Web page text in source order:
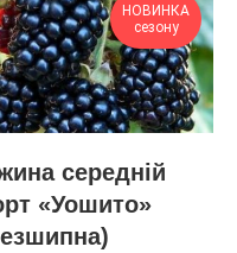
НОВИНКА
сезону
середній
«Уошито»